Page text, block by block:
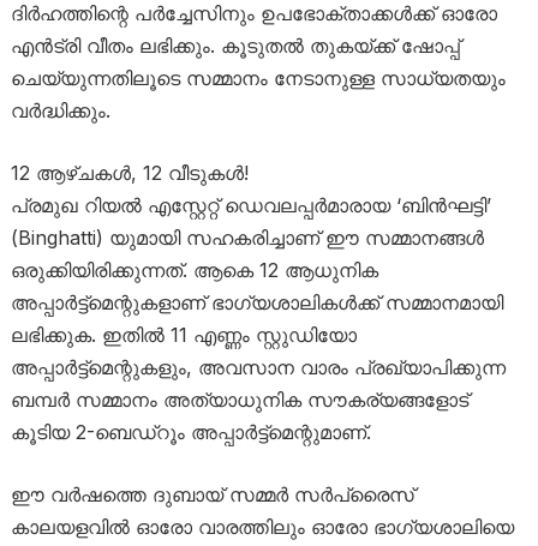
ദിർഹത്തിന്റെ പർച്ചേസിനും ഉപഭോക്താക്കൾക്ക് ഓരോ
എൻട്രി വീതം ലഭിക്കും. കൂടുതൽ തുകയ്ക്ക് ഷോപ്പ്
ചെയ്യുന്നതിലൂടെ സമ്മാനം നേടാനുള്ള സാധ്യതയും
വർദ്ധിക്കും.
12 ആഴ്ചകൾ, 12 വീടുകൾ!
പ്രമുഖ റിയൽ എസ്റ്റേറ്റ് ഡെവലപ്പർമാരായ ‘ബിൻഘട്ടി’
(Binghatti) യുമായി സഹകരിച്ചാണ് ഈ സമ്മാനങ്ങൾ
ഒരുക്കിയിരിക്കുന്നത്. ആകെ 12 ആധുനിക
അപ്പാർട്ട്മെന്റുകളാണ് ഭാഗ്യശാലികൾക്ക് സമ്മാനമായി
ലഭിക്കുക. ഇതിൽ 11 എണ്ണം സ്റ്റുഡിയോ
അപ്പാർട്ട്മെന്റുകളും, അവസാന വാരം പ്രഖ്യാപിക്കുന്ന
ബമ്പർ സമ്മാനം അത്യാധുനിക സൗകര്യങ്ങളോട്
കൂടിയ 2-ബെഡ്റൂം അപ്പാർട്ട്മെന്റുമാണ്.
ഈ വർഷത്തെ ദുബായ് സമ്മർ സർപ്രൈസ്
കാലയളവിൽ ഓരോ വാരത്തിലും ഓരോ ഭാഗ്യശാലിയെ